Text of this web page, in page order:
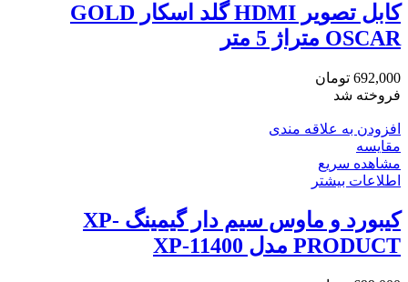
کابل تصویر HDMI گلد اسکار GOLD
OSCAR متراژ 5 متر
692,000 تومان
فروخته شد
افزودن به علاقه مندی
مقایسه
مشاهده سریع
اطلاعات بیشتر
کیبورد و ماوس سیم دار گیمینگ XP-
PRODUCT مدل XP-11400